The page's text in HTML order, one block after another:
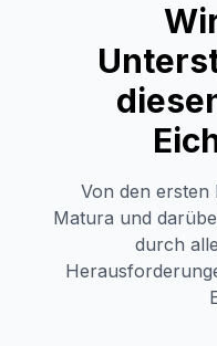
Von den ersten
Matura und
durch